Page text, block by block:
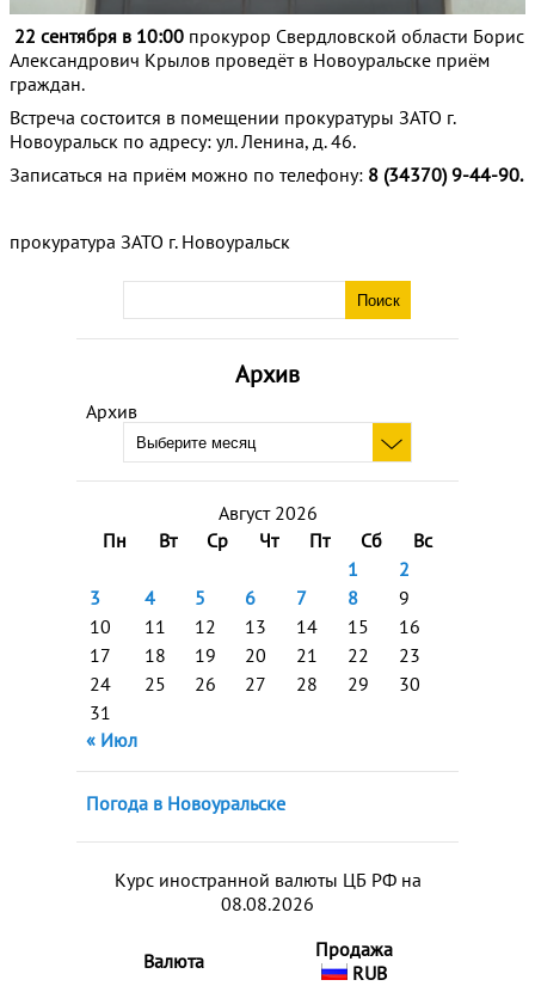
Архив
Архив
Август 2026
Пн
Вт Ср Чт Пт Сб
Вс
1
2
3
4 5 6 7 8
9
10
11 12 13 14 15
16
17
18 19 20 21 22
23
24
25 26 27 28 29
30
31
« Июл
Погода в Новоуральске
Курс иностранной валюты ЦБ РФ на
08.08.2026
Валюта
Продажа
RUB
22 сентября в 10:00 прокурор Свердловской области Борис
Александрович Крылов проведёт в Новоуральске приём
граждан.
Встреча состоится в помещении прокуратуры ЗАТО г.
Новоуральск по адресу: ул. Ленина, д. 46.
Записаться на приём можно по телефону: 8 (34370) 9-44-90.
прокуратура ЗАТО г. Новоуральск